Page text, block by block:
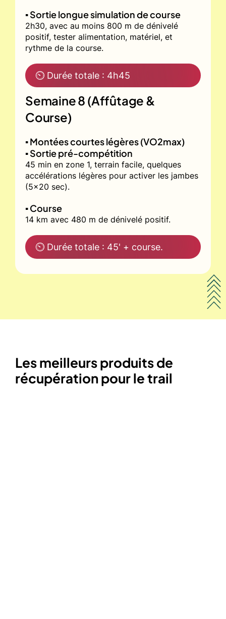
▪️ Sortie longue simulation de course
2h30, avec au moins 800 m de dénivelé
positif, tester alimentation, matériel, et
rythme de la course.
⏲ Durée totale : 4h45
Semaine 8 (Affûtage &
Course)
▪️ Montées courtes légères (VO2max)
▪️ Sortie pré-compétition
45 min en zone 1, terrain facile, quelques
accélérations légères pour activer les jambes
(5x20 sec).
▪️ Course
14 km avec 480 m de dénivelé positif.
⏲ Durée totale : 45' + course.
Les meilleurs produits de
récupération pour le trail